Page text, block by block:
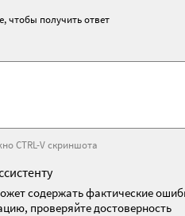
чтобы получить ответ
CTRL-V скриншота
содержать фактические
проверяйте достоверность